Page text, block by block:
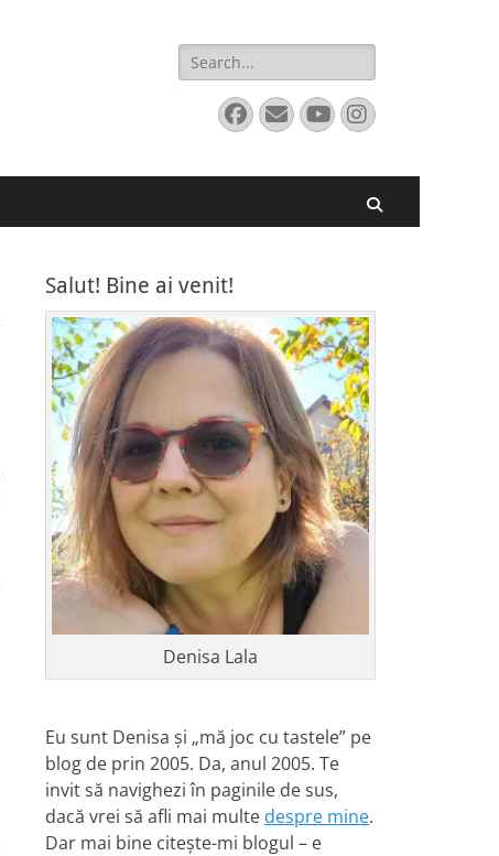
Search
for:
Facebook
EmailYouTube
Instagram
Salut! Bine ai venit!
Denisa Lala
Eu sunt Denisa și „mă joc cu tastele” pe
blog de prin 2005. Da, anul 2005. Te
invit să navighezi în paginile de sus,
dacă vrei să afli mai multe despre mine.
Dar mai bine citește-mi blogul – e